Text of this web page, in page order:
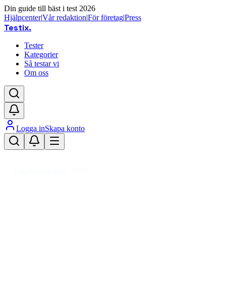
Din guide till bäst i test 2026
Hjälpcenter|Vår redaktion|För företag|Press
Testix.
Tester
Kategorier
Så testar vi
Om oss
Logga inSkapa konto